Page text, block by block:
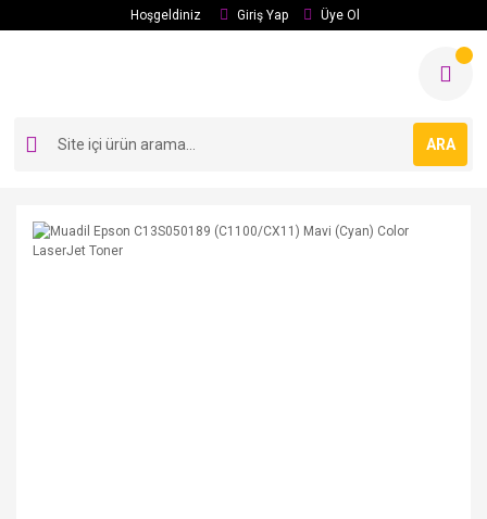
Hoşgeldiniz Giriş Yap Üye Ol
ARA